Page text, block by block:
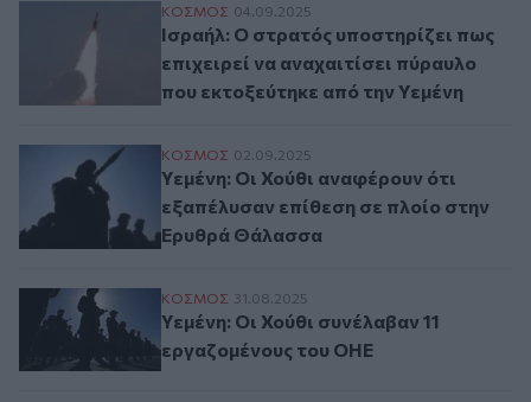
Ισραήλ: Ο στρατός υποστηρίζει πως
ΚΟΣΜΟΣ 04.09.2025
Ισραήλ: Ο στρατός υποστηρίζει πως
επιχειρεί να αναχαιτίσει πύραυλο
που εκτοξεύτηκε από την Υεμένη
Υεμένη: Οι Χούθι αναφέρουν ότι
ΚΟΣΜΟΣ 02.09.2025
Υεμένη: Οι Χούθι αναφέρουν ότι
εξαπέλυσαν επίθεση σε πλοίο στην
Ερυθρά Θάλασσα
Υεμένη: Οι Χούθι συνέλαβαν 11
ΚΟΣΜΟΣ 31.08.2025
Υεμένη: Οι Χούθι συνέλαβαν 11
εργαζομένους του ΟΗΕ